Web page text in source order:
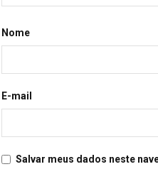
Nome
E-mail
Salvar meus dados neste